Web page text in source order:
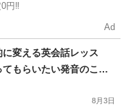
円‼️
Ad
変える英会話レッス
もらいたい発音のこ
8月3日